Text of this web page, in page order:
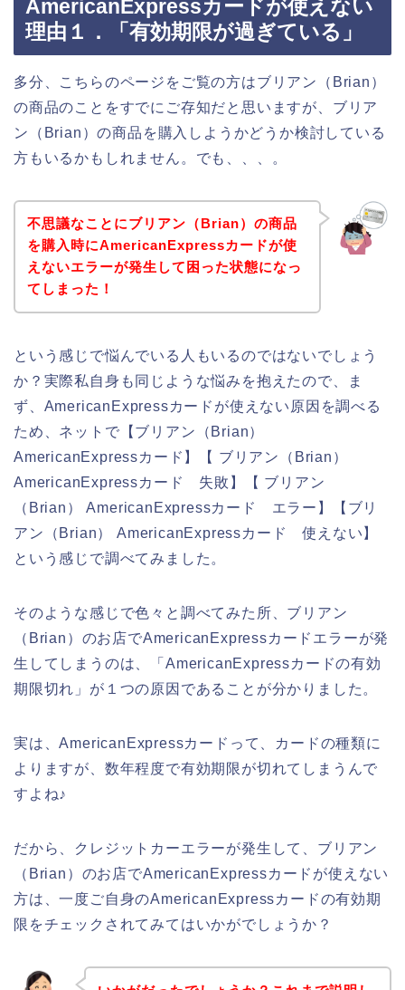
AmericanExpressカードが使えない
理由１．「有効期限が過ぎている」
多分、こちらのページをご覧の方はブリアン（Brian）
の商品のことをすでにご存知だと思いますが、ブリア
ン（Brian）の商品を購入しようかどうか検討している
方もいるかもしれません。でも、、、。
不思議なことにブリアン（Brian）の商品
を購入時にAmericanExpressカードが使
えないエラーが発生して困った状態になっ
てしまった！
という感じで悩んでいる人もいるのではないでしょう
か？実際私自身も同じような悩みを抱えたので、ま
ず、AmericanExpressカードが使えない原因を調べる
ため、ネットで【ブリアン（Brian）
AmericanExpressカード】【 ブリアン（Brian）
AmericanExpressカード 失敗】【 ブリアン
（Brian） AmericanExpressカード エラー】【ブリ
アン（Brian） AmericanExpressカード 使えない】
という感じで調べてみました。
そのような感じで色々と調べてみた所、ブリアン
（Brian）のお店でAmericanExpressカードエラーが発
生してしまうのは、「AmericanExpressカードの有効
期限切れ」が１つの原因であることが分かりました。
実は、AmericanExpressカードって、カードの種類に
よりますが、数年程度で有効期限が切れてしまうんで
すよね♪
だから、クレジットカーエラーが発生して、ブリアン
（Brian）のお店でAmericanExpressカードが使えない
方は、一度ご自身のAmericanExpressカードの有効期
限をチェックされてみてはいかがでしょうか？